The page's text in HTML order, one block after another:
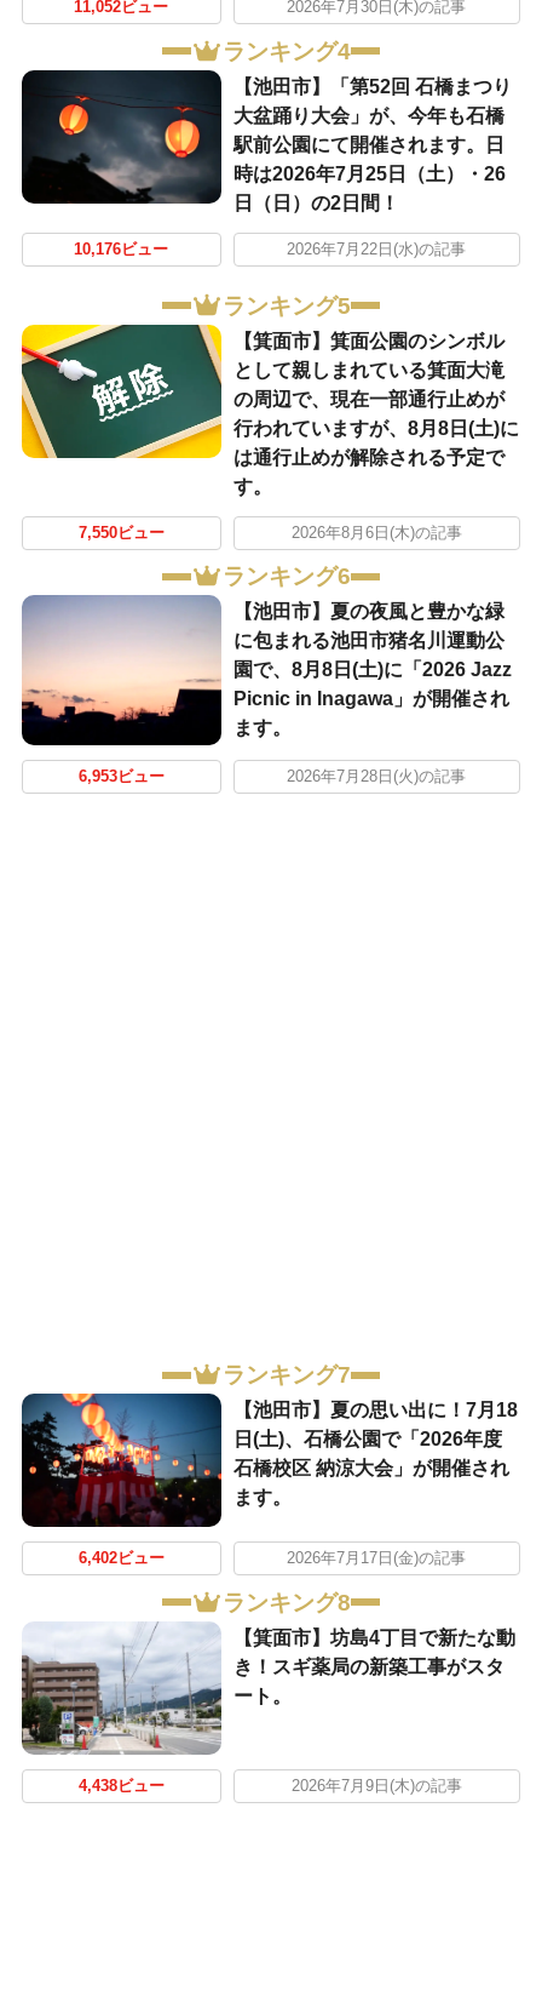
11,052ビュー 2026年7月30日(木)の記事
ランキング4
【池田市】「第52回 石橋まつり
大盆踊り大会」が、今年も石橋
駅前公園にて開催されます。日
時は2026年7月25日（土）・26
日（日）の2日間！
10,176ビュー 2026年7月22日(水)の記事
ランキング5
【箕面市】箕面公園のシンボル
として親しまれている箕面大滝
の周辺で、現在一部通行止めが
行われていますが、8月8日(土)に
は通行止めが解除される予定で
す。
7,550ビュー 2026年8月6日(木)の記事
ランキング6
【池田市】夏の夜風と豊かな緑
に包まれる池田市猪名川運動公
園で、8月8日(土)に「2026 Jazz
Picnic in Inagawa」が開催され
ます。
6,953ビュー 2026年7月28日(火)の記事
ランキング7
【池田市】夏の思い出に！7月18
日(土)、石橋公園で「2026年度
石橋校区 納涼大会」が開催され
ます。
6,402ビュー 2026年7月17日(金)の記事
ランキング8
【箕面市】坊島4丁目で新たな動
き！スギ薬局の新築工事がスタ
ート。
4,438ビュー 2026年7月9日(木)の記事